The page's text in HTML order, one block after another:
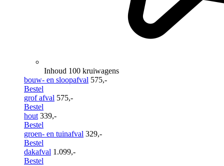
Inhoud 100 kruiwagens
bouw- en sloopafval 575,-
Bestel
grof afval 575,-
Bestel
hout 339,-
Bestel
groen- en tuinafval 329,-
Bestel
dakafval 1.099,-
Bestel